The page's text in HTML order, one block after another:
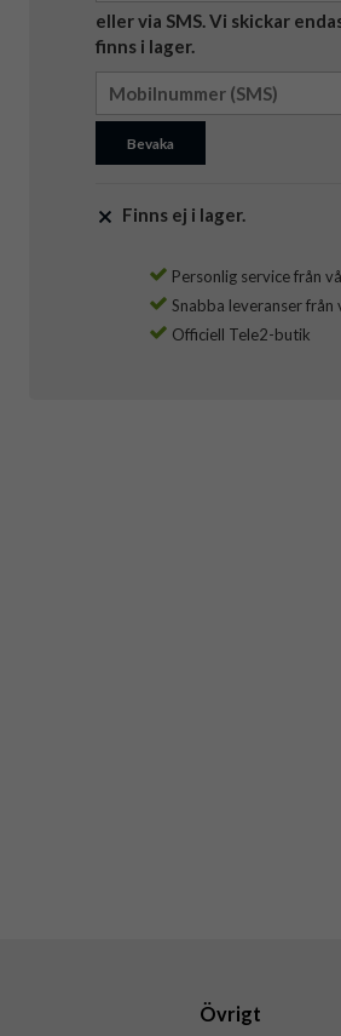
eller via SMS. Vi skickar
finns i lager.
Bevaka
Finns ej i lager.
Personlig service från
Snabba leveranser från
Officiell Tele2-butik
Övrigt